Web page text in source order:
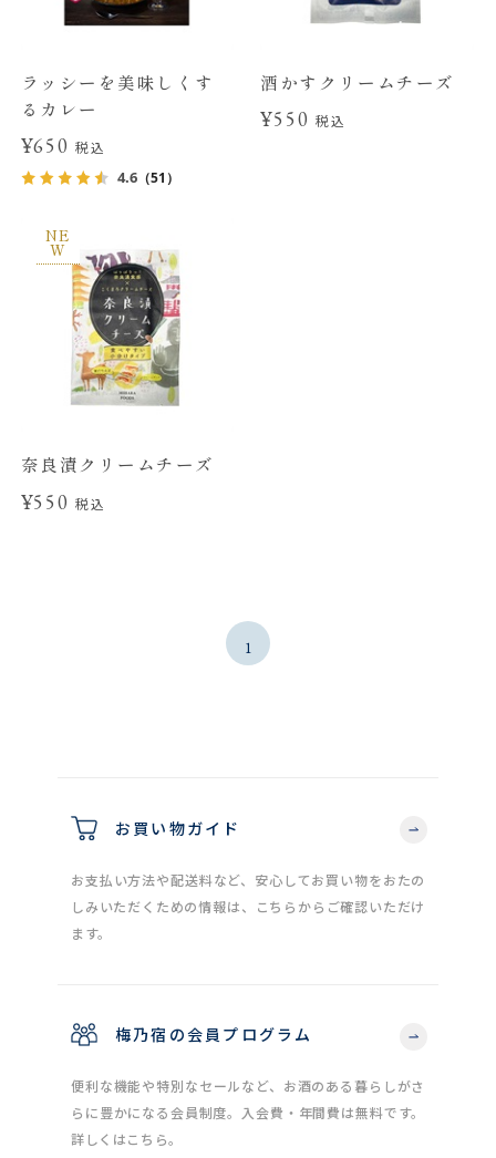
ラッシーを美味しくす
るカレー
¥650税込
4.6（51）
酒かすクリームチーズ
¥550税込
NE
W
奈良漬クリームチーズ
¥550税込
1
お買い物ガイド
お支払い方法や配送料など、安心してお買い物をおたの
しみいただくための情報は、こちらからご確認いただけ
ます。
梅乃宿の会員プログラム
便利な機能や特別なセールなど、お酒のある暮らしがさ
らに豊かになる会員制度。入会費・年間費は無料です。
詳しくはこちら。